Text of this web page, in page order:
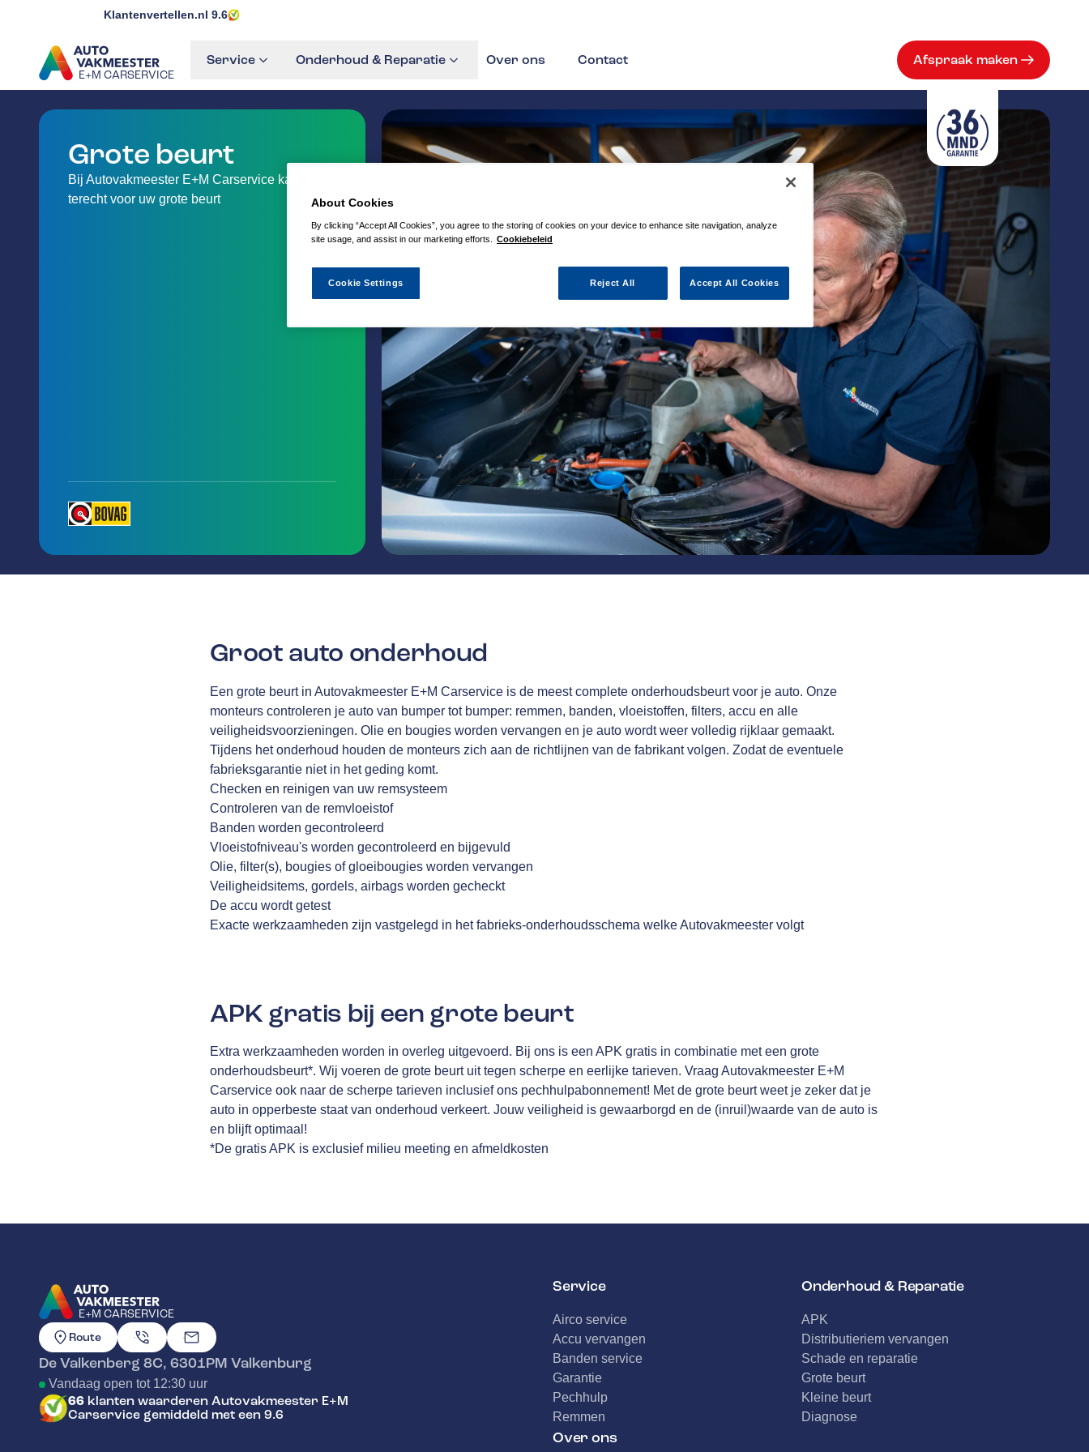
Klantenvertellen.nl 9.6
E+M CARSERVICE
GA NAAR DE HOMEPAGINA
Service Onderhoud & Reparatie Over ons Contact Afspraak maken
Grote beurt
Bij Autovakmeester E+M Carservice kan je
terecht voor uw grote beurt
Groot auto onderhoud
Een grote beurt in Autovakmeester E+M Carservice is de meest complete onderhoudsbeurt voor je auto. Onze
monteurs controleren je auto van bumper tot bumper: remmen, banden, vloeistoffen, filters, accu en alle
veiligheidsvoorzieningen. Olie en bougies worden vervangen en je auto wordt weer volledig rijklaar gemaakt.
Tijdens het onderhoud houden de monteurs zich aan de richtlijnen van de fabrikant volgen. Zodat de eventuele
fabrieksgarantie niet in het geding komt.
Checken en reinigen van uw remsysteem
Controleren van de remvloeistof
Banden worden gecontroleerd
Vloeistofniveau's worden gecontroleerd en bijgevuld
Olie, filter(s), bougies of gloeibougies worden vervangen
Veiligheidsitems, gordels, airbags worden gecheckt
De accu wordt getest
Exacte werkzaamheden zijn vastgelegd in het fabrieks-onderhoudsschema welke Autovakmeester volgt
APK gratis bij een grote beurt
Extra werkzaamheden worden in overleg uitgevoerd. Bij ons is een APK gratis in combinatie met een grote
onderhoudsbeurt*. Wij voeren de grote beurt uit tegen scherpe en eerlijke tarieven. Vraag Autovakmeester E+M
Carservice ook naar de scherpe tarieven inclusief ons pechhulpabonnement! Met de grote beurt weet je zeker dat je
auto in opperbeste staat van onderhoud verkeert. Jouw veiligheid is gewaarborgd en de (inruil)waarde van de auto is
en blijft optimaal!
*De gratis APK is exclusief milieu meeting en afmeldkosten
E+M CARSERVICE
GA NAAR DE HOMEPAGINA
Route
De Valkenberg 8C, 6301PM Valkenburg
Vandaag open tot 12:30 uur
66 klanten waarderen Autovakmeester E+M
Carservice gemiddeld met een 9.6
Service
Airco service
Accu vervangen
Banden service
Garantie
Pechhulp
Remmen
Onderhoud & Reparatie
APK
Distributieriem vervangen
Schade en reparatie
Grote beurt
Kleine beurt
Diagnose
Over ons
About Cookies
By clicking “Accept All Cookies”, you agree to the storing of cookies on your device to enhance site navigation, analyze
site usage, and assist in our marketing efforts.
Cookiebeleid
Reject All Accept All Cookies
Cookie Settings